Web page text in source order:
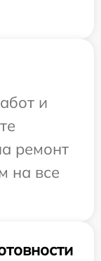
и
ремонт
на все